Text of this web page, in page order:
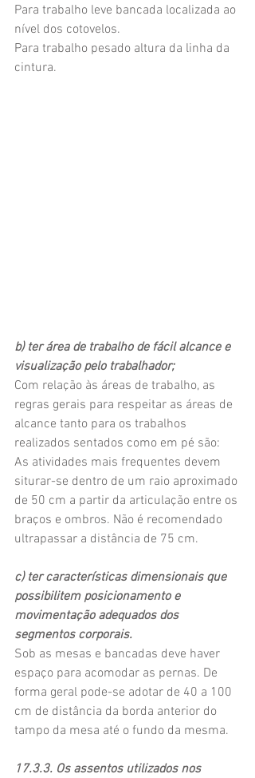
Para trabalho leve bancada localizada ao
nível dos cotovelos.
Para trabalho pesado altura da linha da
cintura.
b) ter área de trabalho de fácil alcance e
visualização pelo trabalhador;
Com relação às áreas de trabalho, as
regras gerais para respeitar as áreas de
alcance tanto para os trabalhos
realizados sentados como em pé são:
As atividades mais frequentes devem
siturar-se dentro de um raio aproximado
de 50 cm a partir da articulação entre os
braços e ombros. Não é recomendado
ultrapassar a distância de 75 cm.
c) ter características dimensionais que
possibilitem posicionamento e
movimentação adequados dos
segmentos corporais.
Sob as mesas e bancadas deve haver
espaço para acomodar as pernas. De
forma geral pode-se adotar de 40 a 100
cm de distância da borda anterior do
tampo da mesa até o fundo da mesma.
17.3.3. Os assentos utilizados nos